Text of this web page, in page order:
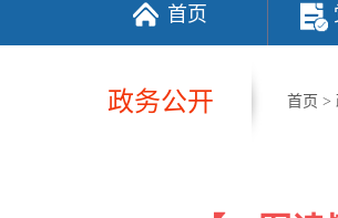
首页
政务公开 首页 >